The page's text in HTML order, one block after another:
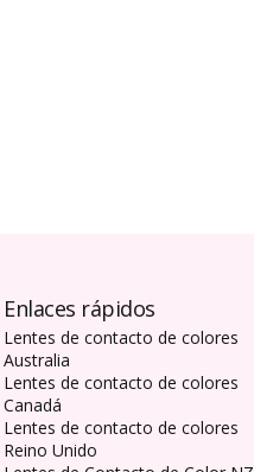
Enlaces rápidos
Lentes de contacto de colores
Australia
Lentes de contacto de colores
Canadá
Lentes de contacto de colores
Reino Unido